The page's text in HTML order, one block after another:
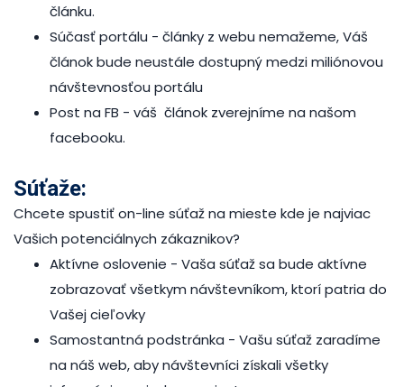
článku.
Súčasť portálu - články z webu nemažeme, Váš
článok bude neustále dostupný medzi miliónovou
návštevnosťou portálu
Post na FB - váš článok zverejníme na našom
facebooku.
Súťaže:
Chcete spustiť on-line súťaž na mieste kde je najviac
Vašich potenciálnych zákaznikov?
Aktívne oslovenie - Vaša súťaž sa bude aktívne
zobrazovať všetkym návštevníkom, ktorí patria do
Vašej cieľovky
Samostantná podstránka - Vašu súťaž zaradíme
na náš web, aby návštevníci získali všetky